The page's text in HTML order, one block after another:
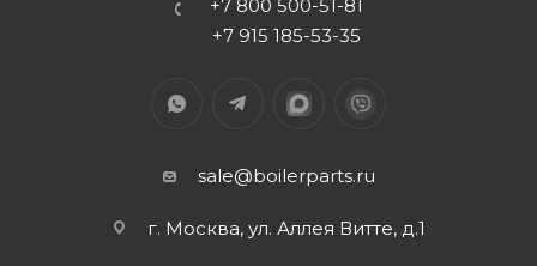
+7 800 500-51-81
+7 915 185-53-35
sale@boilerparts.ru
г. Москва, ул. Аллея Витте, д.1